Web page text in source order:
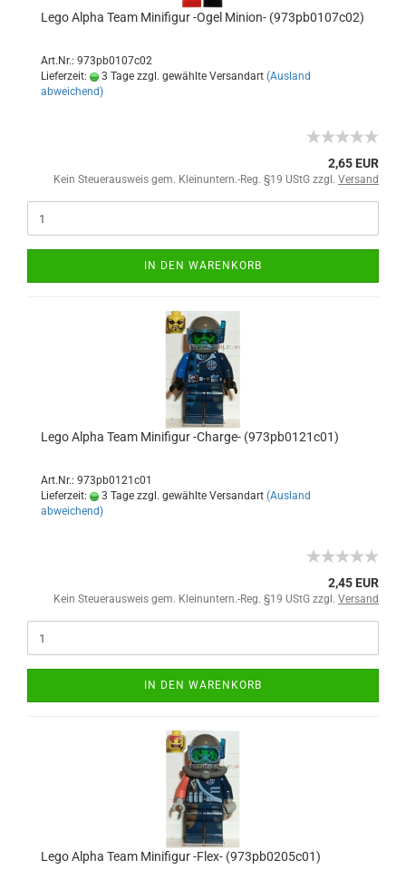
Lego Alpha Team Minifigur -Ogel Minion- (973pb0107c02)
Art.Nr.: 973pb0107c02
Lieferzeit:
3 Tage zzgl. gewählte Versandart (Ausland
abweichend)
2,65 EUR
Kein Steuerausweis gem. Kleinuntern.-Reg. §19 UStG zzgl. Versand
IN DEN WARENKORB
Lego Alpha Team Minifigur -Charge- (973pb0121c01)
Art.Nr.: 973pb0121c01
Lieferzeit:
3 Tage zzgl. gewählte Versandart (Ausland
abweichend)
2,45 EUR
Kein Steuerausweis gem. Kleinuntern.-Reg. §19 UStG zzgl. Versand
IN DEN WARENKORB
Lego Alpha Team Minifigur -Flex- (973pb0205c01)